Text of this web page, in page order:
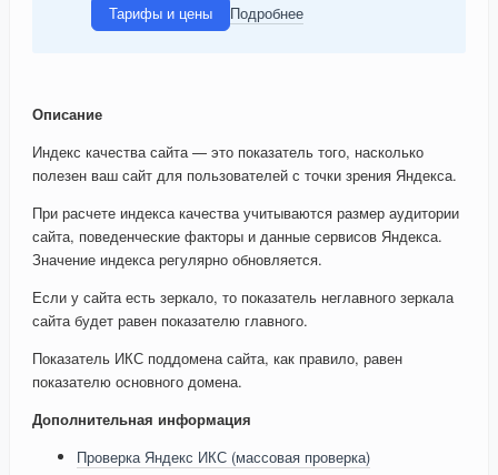
Тарифы и цены
Подробнее
Описание
Индекс качества сайта — это показатель того, насколько
полезен ваш сайт для пользователей с точки зрения Яндекса.
При расчете индекса качества учитываются размер аудитории
сайта, поведенческие факторы и данные сервисов Яндекса.
Значение индекса регулярно обновляется.
Если у сайта есть зеркало, то показатель неглавного зеркала
сайта будет равен показателю главного.
Показатель ИКС поддомена сайта, как правило, равен
показателю основного домена.
Дополнительная информация
Проверка Яндекс ИКС (массовая проверка)